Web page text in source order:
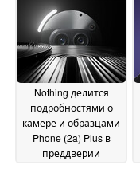
Nothing делится
подробностями о
камере и образцами
Phone (2a) Plus в
преддверии